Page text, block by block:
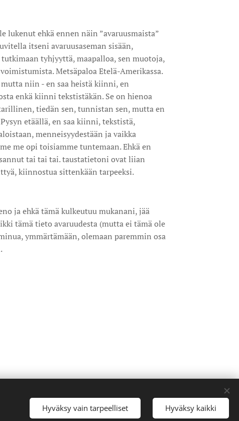
lukenut ehkä ennen näin ”avaruusmaista”
itseni avaruusaseman sisään,
tyhjyyttä, maapalloa, sen muotoja,
Metsäpaloa Etelä-Amerikassa.
niin - en saa heistä kiinni, en
enkä kiinni tekstistäkän. Se on hienoa
tiedän sen, tunnistan sen, mutta en
etäällä, en saa kiinni, tekstistä,
menneisyydestään ja vaikka
me opi toisiamme tuntemaan. Ehkä en
tai tai tai. taustatietoni ovat liian
kiinnostua sittenkään tarpeeksi.
ja ehkä tämä kulkeutuu mukanani, jää
tämä tieto avaruudesta (mutta ei tämä ole
ymmärtämään, olemaan paremmin osa
Hyväksy vain tarpeelliset Hyväksy kaikki